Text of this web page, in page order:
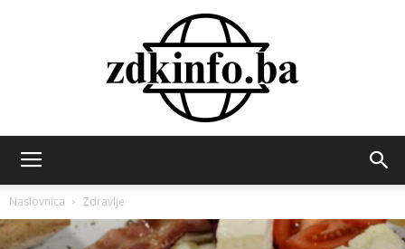
Naslovnica Zdravlje